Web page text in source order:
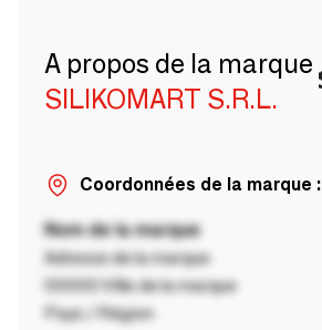
A propos de la marque
SILIKOMART S.R.L.
Coordonnées de la marque :
Nom de la marque
Adresse de la marque
00000 Ville de la marque
Pays / Région